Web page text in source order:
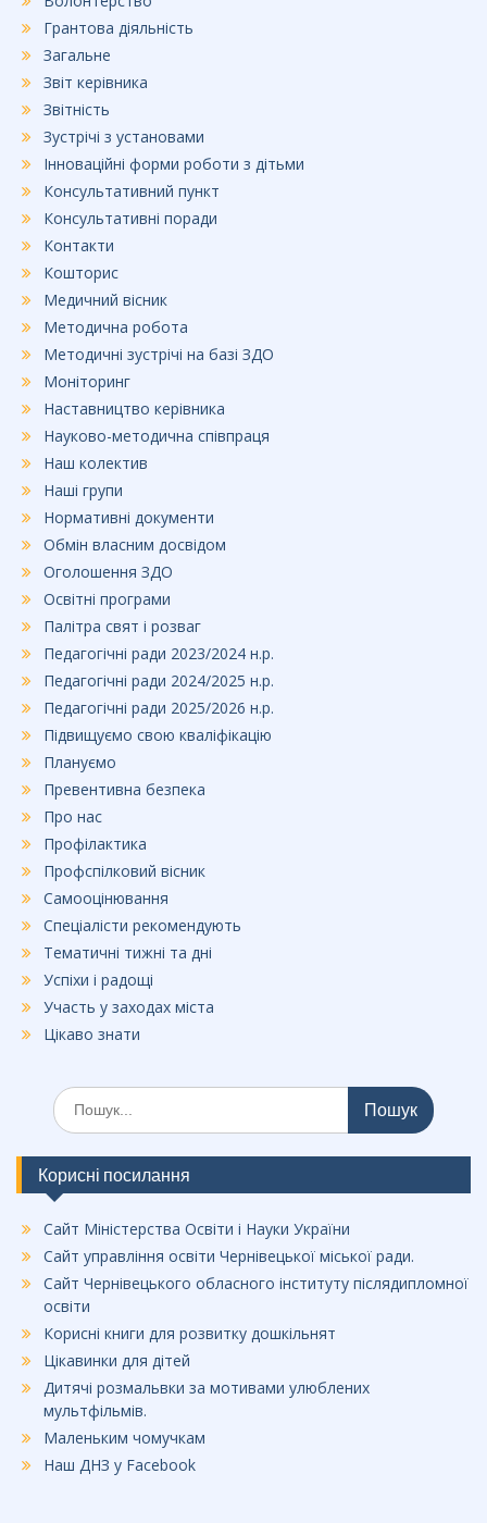
Грантова діяльність
Загальне
Звіт керівника
Звітність
Зустрічі з установами
Інноваційні форми роботи з дітьми
Консультативний пункт
Консультативні поради
Контакти
Кошторис
Медичний вісник
Методична робота
Методичні зустрічі на базі ЗДО
Моніторинг
Наставництво керівника
Науково-методична співпраця
Наш колектив
Наші групи
Нормативні документи
Обмін власним досвідом
Оголошення ЗДО
Освітні програми
Палітра свят і розваг
Педагогічні ради 2023/2024 н.р.
Педагогічні ради 2024/2025 н.р.
Педагогічні ради 2025/2026 н.р.
Підвищуємо свою кваліфікацію
Плануємо
Превентивна безпека
Про нас
Профілактика
Профспілковий вісник
Самооцінювання
Спеціалісти рекомендують
Тематичні тижні та дні
Успіхи і радощі
Участь у заходах міста
Цікаво знати
Шукати:
Корисні посилання
Сайт Міністерства Освіти і Науки України
Сайт управління освіти Чернівецької міської ради.
Сайт Чернівецького обласного інституту післядипломної
освіти
Корисні книги для розвитку дошкільнят
Цікавинки для дітей
Дитячі розмальвки за мотивами улюблених
мультфільмів.
Маленьким чомучкам
Наш ДНЗ у Facebook